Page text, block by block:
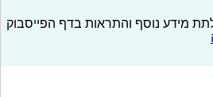
מידע נוסף והתראות בדף הפייסבוק